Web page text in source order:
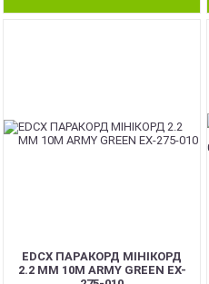
EDCX ПАРАКОРД МІНІКОРД
2.2 ММ 10М ARMY GREEN EX-